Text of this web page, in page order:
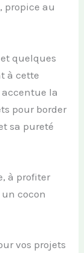
propice au
quelques
à cette
accentue la
pour border
sa pureté
à profiter
cocon
vos projets